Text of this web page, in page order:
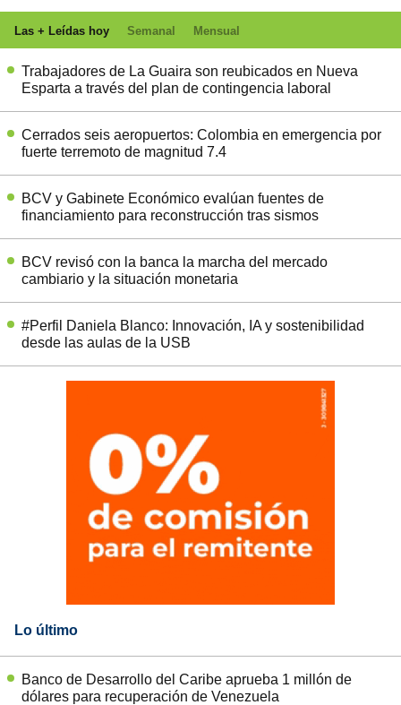
Las + Leídas hoy Semanal Mensual
Trabajadores de La Guaira son reubicados en Nueva
Esparta a través del plan de contingencia laboral
Cerrados seis aeropuertos: Colombia en emergencia por
fuerte terremoto de magnitud 7.4
BCV y Gabinete Económico evalúan fuentes de
financiamiento para reconstrucción tras sismos
BCV revisó con la banca la marcha del mercado
cambiario y la situación monetaria
#Perfil Daniela Blanco: Innovación, IA y sostenibilidad
desde las aulas de la USB
Lo último
Banco de Desarrollo del Caribe aprueba 1 millón de
dólares para recuperación de Venezuela